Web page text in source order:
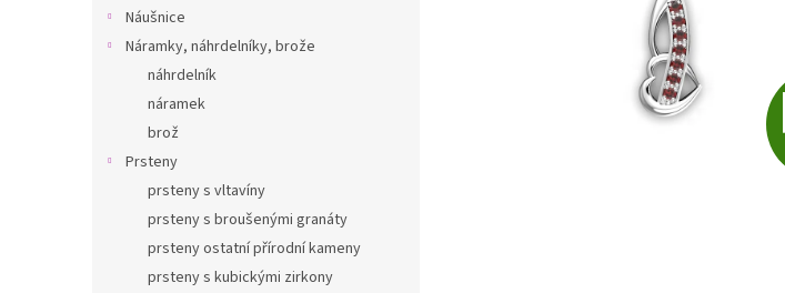
Náušnice
Náramky, náhrdelníky, brože
náhrdelník
náramek
brož
Prsteny
prsteny s vltavíny
prsteny s broušenými granáty
prsteny ostatní přírodní kameny
prsteny s kubickými zirkony